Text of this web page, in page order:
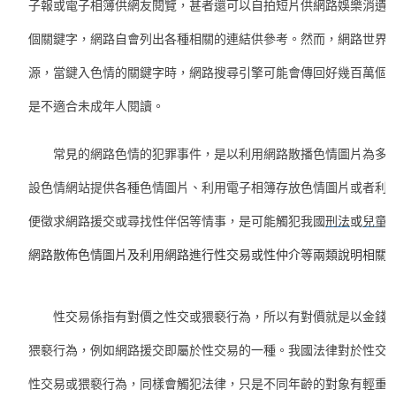
子報或電子相簿供網友閱覽，甚者還可以自拍短片供網路娛樂消遺
個關鍵字，網路自會列出各種相關的連結供參考。然而，網路世界
源，當鍵入色情的關鍵字時，網路搜尋引擎可能會傳回好幾百萬個
是不適合未成年人閱讀。
常見的網路色情的犯罪事件，是以利用網路散播色情圖片為多
設色情網站提供各種色情圖片、利用電子相簿存放色情圖片或者利
便徵求網路援交或尋找性伴侶等情事，是可能觸犯我國刑法或 兒童
網路散佈色情圖片及利用網路進行性交易或性仲介等兩類說明相關
性交易係指有對價之性交或猥褻行為，所以有對價就是以金錢
猥褻行為，例如網路援交即屬於性交易的一種。我國法律對於性交
性交易或猥褻行為，同樣會觸犯法律，只是不同年齡的對象有輕重